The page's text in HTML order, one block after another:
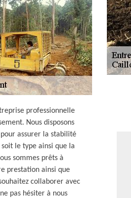
professionnelle
Nous disposons
assurer la stabilité
le type ainsi que la
sommes prêts à
prestation ainsi que
collaborer avec
pas hésiter à nous